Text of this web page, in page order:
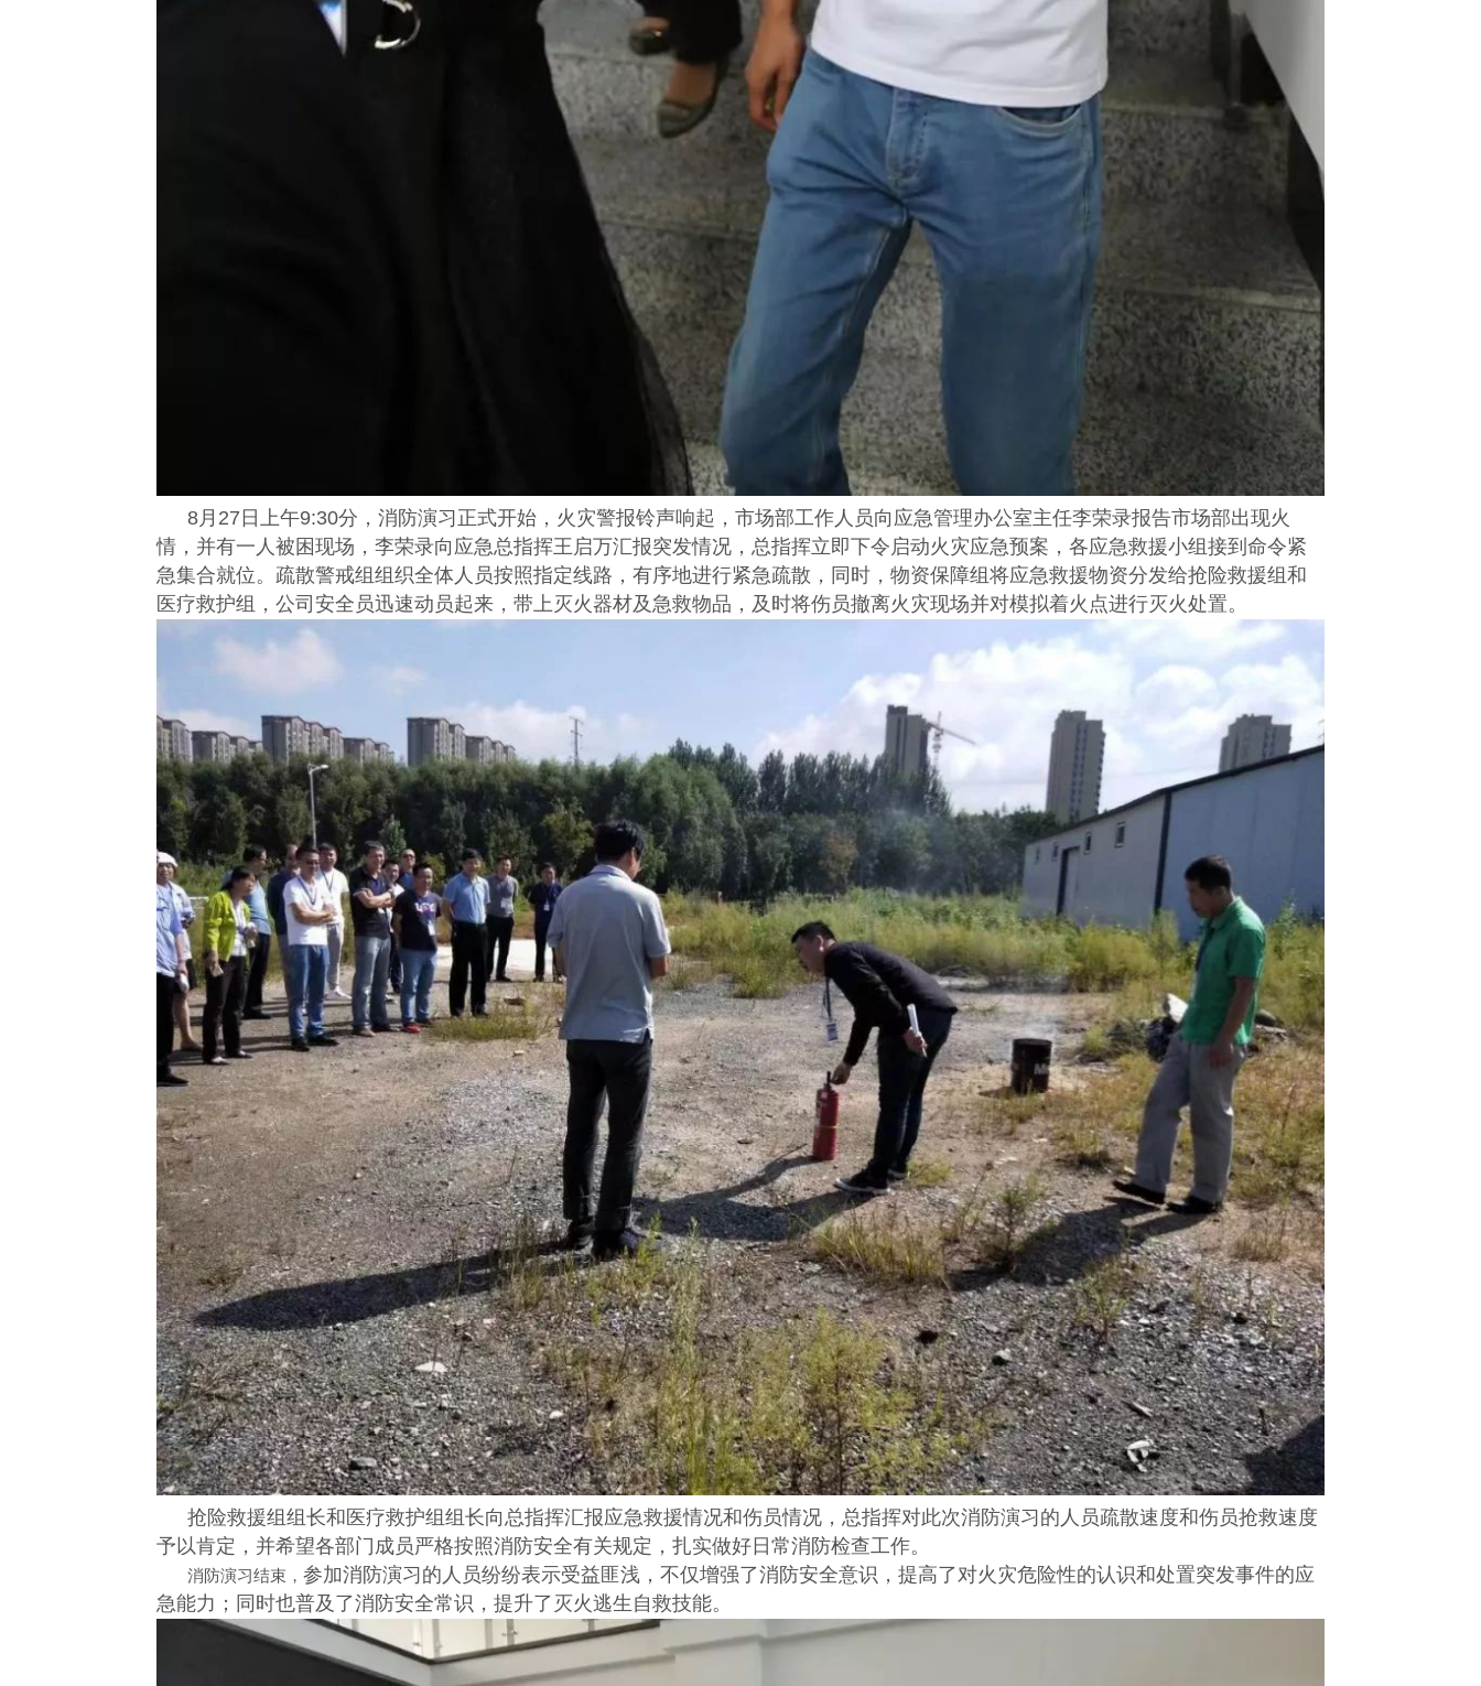
8月27日上午9:30分，消防演习正式开始，火灾警报铃声响起，市场部工作人员向应急管理办公室主任李荣录报告市场部出现火
情，并有一人被困现场，李荣录向应急总指挥王启万汇报突发情况，总指挥立即下令启动火灾应急预案，各应急救援小组接到命令紧
急集合就位。疏散警戒组组织全体人员按照指定线路，有序地进行紧急疏散，同时，物资保障组将应急救援物资分发给抢险救援组和
医疗救护组，公司安全员迅速动员起来，带上灭火器材及急救物品，及时将伤员撤离火灾现场并对模拟着火点进行灭火处置。
抢险救援组组长和医疗救护组组长向总指挥汇报应急救援情况和伤员情况，总指挥对此次消防演习的人员疏散速度和伤员抢救速度
予以肯定，并希望各部门成员严格按照消防安全有关规定，扎实做好日常消防检查工作。
消防演习结束， 参加消防演习的人员纷纷表示受益匪浅，不仅增强了消防安全意识，提高了对火灾危险性的认识和处置突发事件的应
急能力；同时也普及了消防安全常识，提升了灭火逃生自救技能。